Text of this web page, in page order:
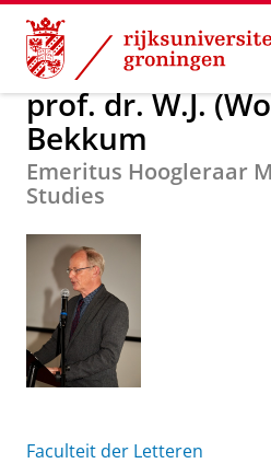
Skip
Content
Skip
Navigation
Over ons prof. dr.
prof. dr. W.J.
Bekkum
Emeritus Hoogleraar
Studies
Faculteit der Letteren